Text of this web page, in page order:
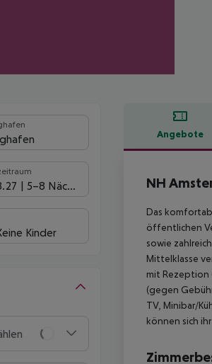
5-8 Nächte
Kinder
Angebote
NH
Das
öffentlichen
sowie
Mittelklasse
mit Rezeption
(gegen
TV, Minibar/
können sich